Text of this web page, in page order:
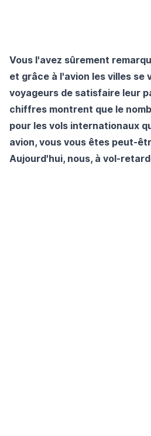
Vous l'avez sûrement
et grâce à l'avion les villes
voyageurs de satisfaire leur
chiffres montrent que le
pour les vols internationaux
avion, vous vous êtes peut-
Aujourd'hui, nous, à vol-